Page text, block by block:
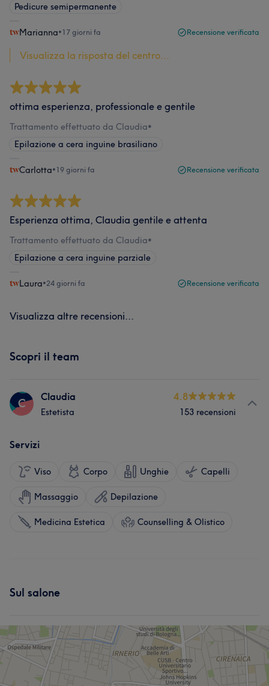
Pedicure semipermanente
Marianna•17 giorni fa Recensione verificata
Visualizza la risposta del centro...
ottima esperienza, professionale e gentile
Trattamento effettuato da Claudia•
Epilazione a cera inguine brasiliano
Carlotta•19 giorni fa Recensione verificata
Esperienza ottima, Claudia gentile e attenta
Trattamento effettuato da Claudia•
Epilazione a cera inguine parziale
Laura•24 giorni fa Recensione verificata
Visualizza altre recensioni...
Scopri il team
C Claudia
Estetista
4.8
153 recensioni
Servizi
Viso Corpo Unghie Capelli
Massaggio Depilazione
Medicina Estetica Counselling & Olistico
Sul salone